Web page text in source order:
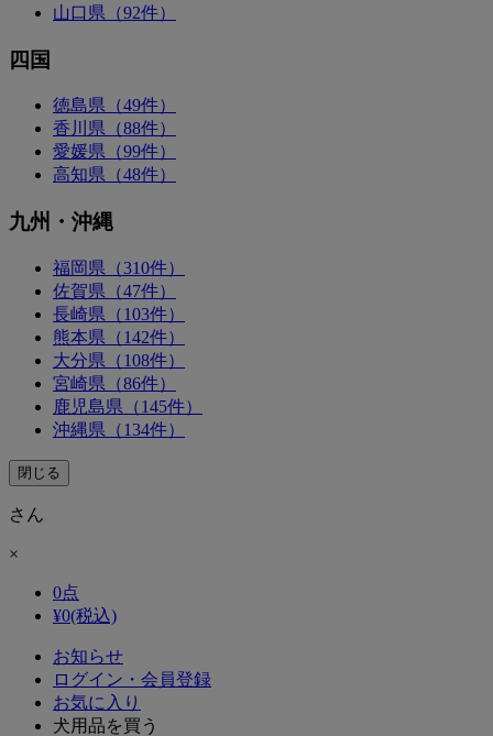
山口県（92件）
四国
徳島県（49件）
香川県（88件）
愛媛県（99件）
高知県（48件）
九州・沖縄
福岡県（310件）
佐賀県（47件）
長崎県（103件）
熊本県（142件）
大分県（108件）
宮崎県（86件）
鹿児島県（145件）
沖縄県（134件）
閉じる
さん
×
0点
¥0(税込)
お知らせ
ログイン・会員登録
お気に入り
犬用品を買う